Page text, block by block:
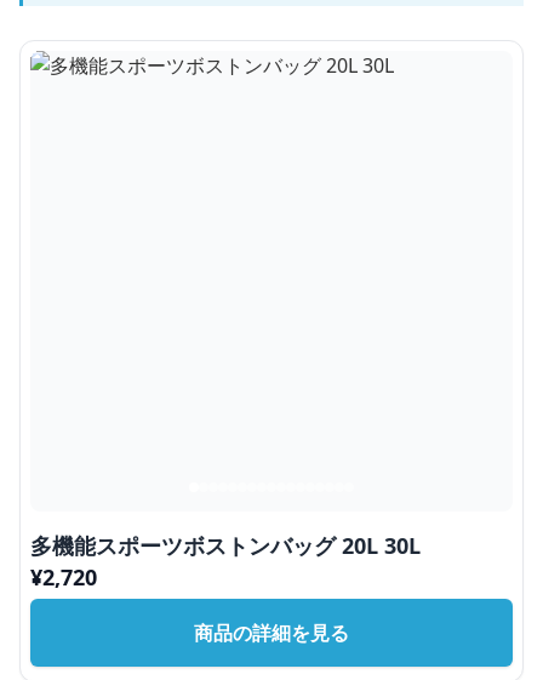
多機能スポーツボストンバッグ 20L 30L
¥2,720
商品の詳細を見る